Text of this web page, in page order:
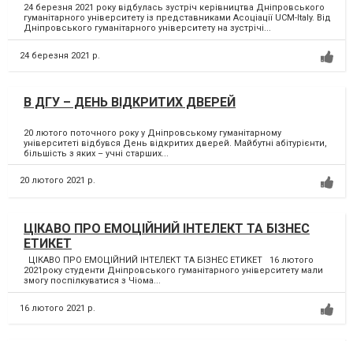
24 березня 2021 року відбулась зустріч керівництва Дніпровського
гуманітарного університету із представниками Асоціації UCM-Italy. Від
Дніпровського гуманітарного університету на зустрічі...
24 березня 2021 р.
В ДГУ – ДЕНЬ ВІДКРИТИХ ДВЕРЕЙ
20 лютого поточного року у Дніпровському гуманітарному
університеті відбувся День відкритих дверей. Майбутні абітурієнти,
більшість з яких – учні старших...
20 лютого 2021 р.
ЦІКАВО ПРО ЕМОЦІЙНИЙ ІНТЕЛЕКТ ТА БІЗНЕС
ЕТИКЕТ
ЦІКАВО ПРО ЕМОЦІЙНИЙ ІНТЕЛЕКТ ТА БІЗНЕС ЕТИКЕТ 16 лютого
2021року студенти Дніпровського гуманітарного університету мали
змогу поспілкуватися з Чіомa...
16 лютого 2021 р.